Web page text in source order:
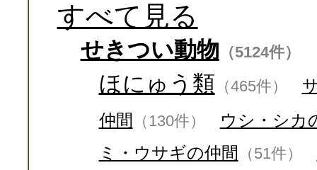
すべて見る
せきつい動物 （5124件）
ほにゅう類 （465件）
仲間 （130件）
ウシ・シカ
ミ・ウサギの仲間 （51件）